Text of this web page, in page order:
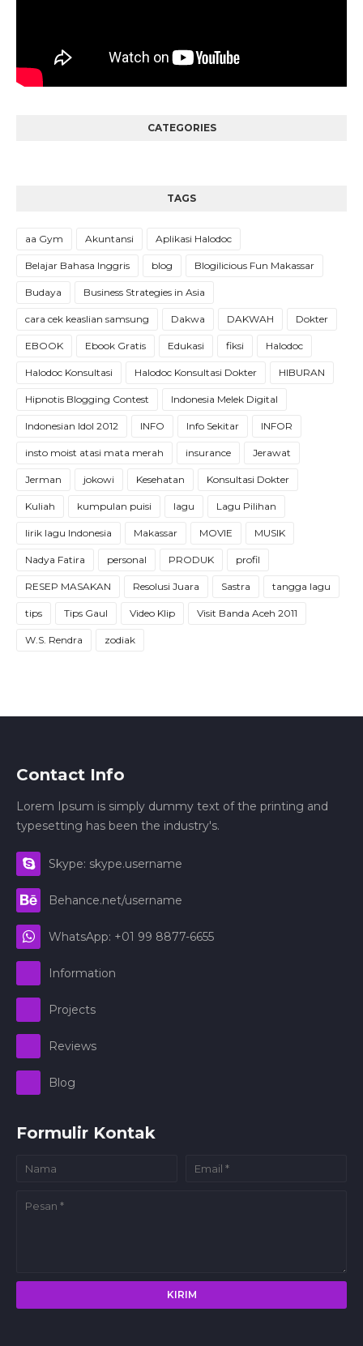
CATEGORIES
TAGS
aa Gym Akuntansi Aplikasi Halodoc
Belajar Bahasa Inggris blog Blogilicious Fun Makassar
Budaya Business Strategies in Asia
cara cek keaslian samsung Dakwa DAKWAH Dokter
EBOOK Ebook Gratis Edukasi fiksi Halodoc
Halodoc Konsultasi Halodoc Konsultasi Dokter HIBURAN
Hipnotis Blogging Contest Indonesia Melek Digital
Indonesian Idol 2012 INFO Info Sekitar INFOR
insto moist atasi mata merah insurance Jerawat
Jerman jokowi Kesehatan Konsultasi Dokter
Kuliah kumpulan puisi lagu Lagu Pilihan
lirik lagu Indonesia Makassar MOVIE MUSIK
Nadya Fatira personal PRODUK profil
RESEP MASAKAN Resolusi Juara Sastra tangga lagu
tips Tips Gaul Video Klip Visit Banda Aceh 2011
W.S. Rendra zodiak
Contact Info
Lorem Ipsum is simply dummy text of the printing and
typesetting has been the industry's.
Skype: skype.username
Behance.net/username
WhatsApp: +01 99 8877-6655
Information
Projects
Reviews
Blog
Formulir Kontak